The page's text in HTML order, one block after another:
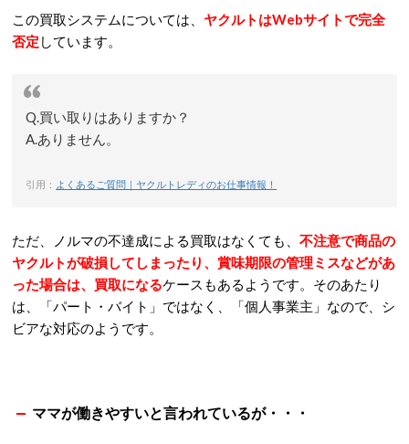
この買取システムについては、 ヤクルトはWebサイトで完全
否定 しています。
Q.買い取りはありますか？
A.ありません。
引用： よくあるご質問｜ヤクルトレディのお仕事情報！
ただ、ノルマの不達成による買取はなくても、 不注意で商品の
ヤクルトが破損してしまったり、賞味期限の管理ミスなどがあ
った場合は、買取になるケースもあるようです。そのあたり
は、「パート・バイト」ではなく、「個人事業主」なので、シ
ビアな対応のようです。
ママが働きやすいと言われているが・・・